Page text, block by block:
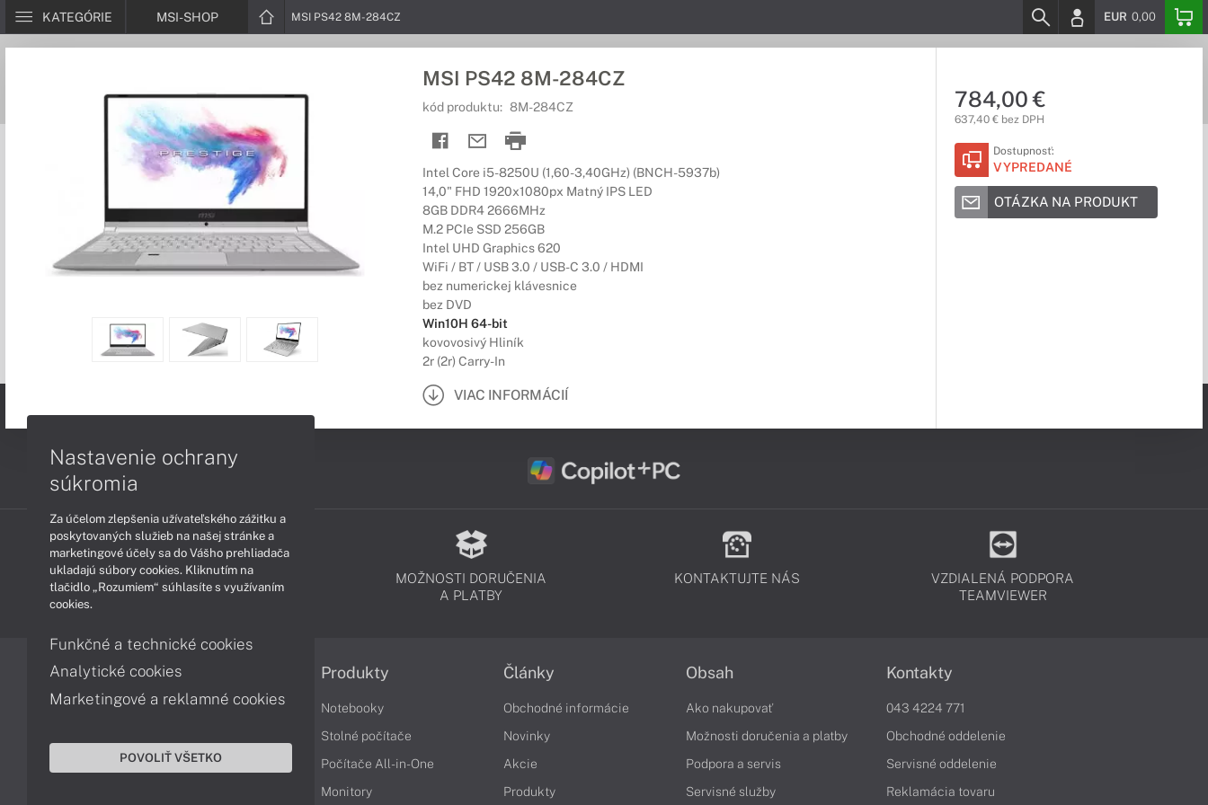
KATEGÓRIE MSI-SHOP MSI PS42 8M-284CZ EUR 0,00
MSI PS42 8M-284CZ
kód produktu: 8M-284CZ
Intel Core i5-8250U (1,60-3,40GHz) (BNCH-5937b)
14,0" FHD 1920x1080px Matný IPS LED
8GB DDR4 2666MHz
M.2 PCIe SSD 256GB
Intel UHD Graphics 620
WiFi / BT / USB 3.0 / USB-C 3.0 / HDMI
bez numerickej klávesnice
bez DVD
Win10H 64-bit
kovovosivý Hliník
2r (2r) Carry-In
VIAC INFORMÁCIÍ
784,00 €
637,40 € bez DPH
Dostupnosť:
VYPREDANÉ
OTÁZKA NA PRODUKT
PODPORA A SERVIS
MOŽNOSTI DORUČENIA
A PLATBY
KONTAKTUJTE NÁS
VZDIALENÁ PODPORA
TEAMVIEWER
Informácie
Obchodné podmienky
Ochrana osobných údajov
Produkty
Notebooky
Stolné počítače
Počítače All-in-One
Monitory
Články
Obchodné informácie
Novinky
Akcie
Produkty
Obsah
Ako nakupovať
Možnosti doručenia a platby
Podpora a servis
Servisné služby
Kontakty
043 4224 771
Obchodné oddelenie
Servisné oddelenie
Reklamácia tovaru
Nastavenie ochrany
súkromia
Za účelom zlepšenia užívateľského zážitku a
poskytovaných služieb na našej stránke a
marketingové účely sa do Vášho prehliadača
ukladajú súbory cookies. Kliknutím na
tlačidlo „Rozumiem“ súhlasíte s využívaním
cookies.
Funkčné a technické cookies
Analytické cookies
Marketingové a reklamné cookies
POVOLIŤ VŠETKO